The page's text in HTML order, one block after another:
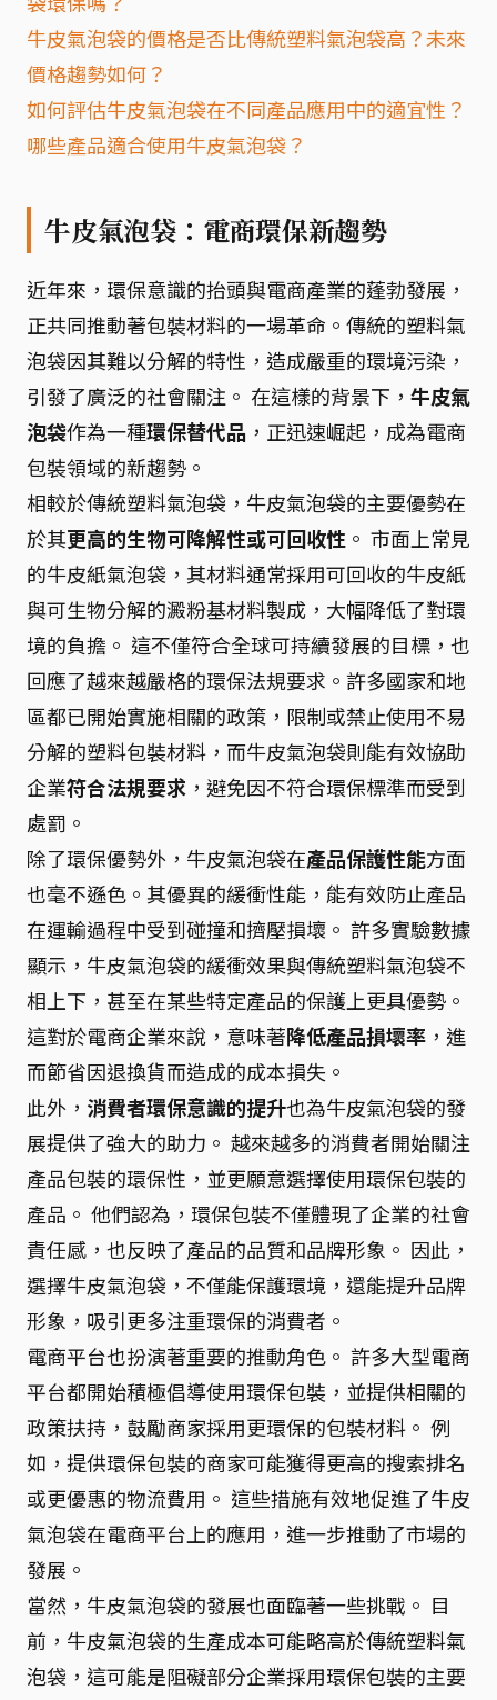
牛皮氣泡袋的價格是否比傳統塑料氣泡袋高？未來
價格趨勢如何？
如何評估牛皮氣泡袋在不同產品應用中的適宜性？
哪些產品適合使用牛皮氣泡袋？
牛皮氣泡袋：電商環保新趨勢
近年來，環保意識的抬頭與電商產業的蓬勃發展，
正共同推動著包裝材料的一場革命。傳統的塑料氣
泡袋因其難以分解的特性，造成嚴重的環境污染，
引發了廣泛的社會關注。 在這樣的背景下， 牛皮氣
泡袋作為一種環保替代品 ，正迅速崛起，成為電商
包裝領域的新趨勢。
相較於傳統塑料氣泡袋，牛皮氣泡袋的主要優勢在
於其更高的生物可降解性或可回收性 。 市面上常見
的牛皮紙氣泡袋，其材料通常採用可回收的牛皮紙
與可生物分解的澱粉基材料製成，大幅降低了對環
境的負擔。 這不僅符合全球可持續發展的目標，也
回應了越來越嚴格的環保法規要求。許多國家和地
區都已開始實施相關的政策，限制或禁止使用不易
分解的塑料包裝材料，而牛皮氣泡袋則能有效協助
企業符合法規要求 ，避免因不符合環保標準而受到
處罰。
除了環保優勢外，牛皮氣泡袋在產品保護性能方面
也毫不遜色。其優異的緩衝性能，能有效防止產品
在運輸過程中受到碰撞和擠壓損壞。 許多實驗數據
顯示，牛皮氣泡袋的緩衝效果與傳統塑料氣泡袋不
相上下，甚至在某些特定產品的保護上更具優勢。
這對於電商企業來說，意味著降低產品損壞率 ，進
而節省因退換貨而造成的成本損失。
此外， 消費者環保意識的提升也為牛皮氣泡袋的發
展提供了強大的助力。 越來越多的消費者開始關注
產品包裝的環保性，並更願意選擇使用環保包裝的
產品。 他們認為，環保包裝不僅體現了企業的社會
責任感，也反映了產品的品質和品牌形象。 因此，
選擇牛皮氣泡袋，不僅能保護環境，還能提升品牌
形象，吸引更多注重環保的消費者。
電商平台也扮演著重要的推動角色。 許多大型電商
平台都開始積極倡導使用環保包裝，並提供相關的
政策扶持，鼓勵商家採用更環保的包裝材料。 例
如，提供環保包裝的商家可能獲得更高的搜索排名
或更優惠的物流費用。 這些措施有效地促進了牛皮
氣泡袋在電商平台上的應用，進一步推動了市場的
發展。
當然，牛皮氣泡袋的發展也面臨著一些挑戰。 目
前，牛皮氣泡袋的生產成本可能略高於傳統塑料氣
泡袋，這可能是阻礙部分企業採用環保包裝的主要